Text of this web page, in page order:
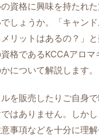
資格に興味を持たれた
しょうか。「キャン
リットはあるの？」
格であるKCCAアロ
について解説します。
を販売したりご自身
はありません。しか
事項などを十分に理